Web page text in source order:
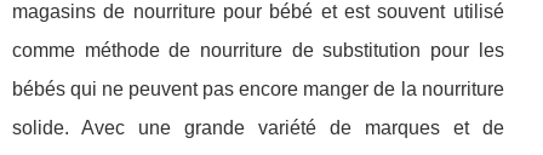
magasins de nourriture pour bébé et est souvent utilisé
comme méthode de nourriture de substitution pour les
bébés qui ne peuvent pas encore manger de la nourriture
solide. Avec une grande variété de marques et de